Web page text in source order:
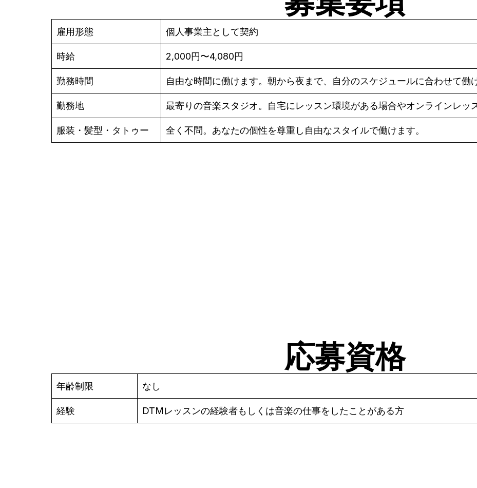
雇用形態 個人事業主として契約
時給 2,000円〜4,080円
勤務時間 自由な時間に働けます。朝から夜まで、自分のスケジュールに合わせて働
勤務地 最寄りの音楽スタジオ。自宅にレッスン環境がある場合やオンラインレッ
服装・髪型・タトゥー 全く不問。あなたの個性を尊重し自由なスタイルで働けます。
応募資格
年齢制限 なし
経験 DTMレッスンの経験者もしくは音楽の仕事をしたことがある方